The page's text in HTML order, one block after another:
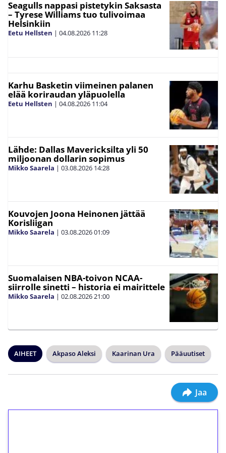
Seagulls nappasi pistetykin Saksasta
– Tyrese Williams tuo tulivoimaa
Helsinkiin
Eetu Hellsten | 04.08.2026 11:28
Karhu Basketin viimeinen palanen
elää koriraudan yläpuolella
Eetu Hellsten | 04.08.2026 11:04
Lähde: Dallas Mavericksilta yli 50
miljoonan dollarin sopimus
Mikko Saarela | 03.08.2026 14:28
Kouvojen Joona Heinonen jättää
Korisliigan
Mikko Saarela | 03.08.202601:09
Suomalaisen NBA-toivon NCAA-
siirrolle sinetti – historia ei mairittele
Mikko Saarela | 02.08.202621:00
AIHEET Akpaso Aleksi Kaarinan Ura Pääuutiset
Jaa